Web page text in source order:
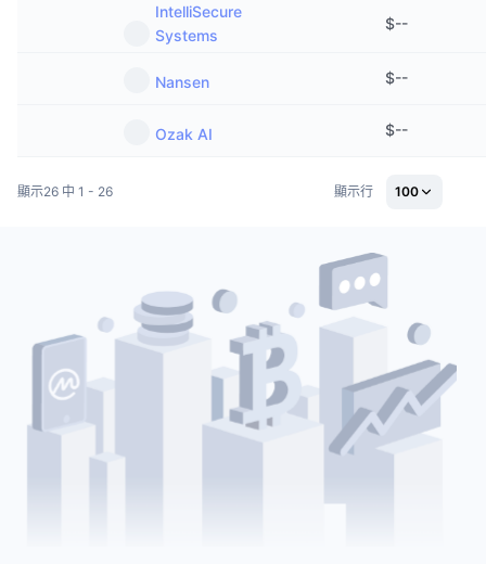
IntelliSecure
Systems
$--
Nansen $--
Ozak AI $--
顯示26 中 1 - 26 顯示行 100